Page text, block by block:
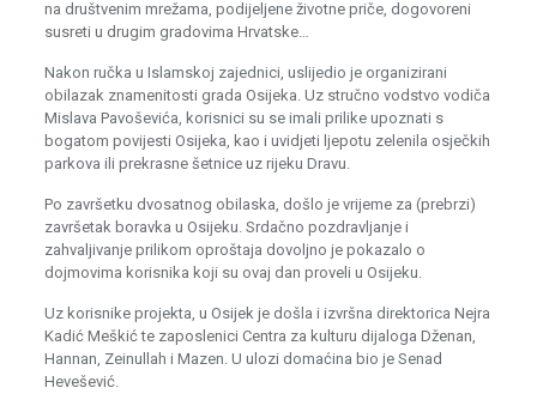
na društvenim mrežama, podijeljene životne priče, dogovoreni
susreti u drugim gradovima Hrvatske…
Nakon ručka u Islamskoj zajednici, uslijedio je organizirani
obilazak znamenitosti grada Osijeka. Uz stručno vodstvo vodiča
Mislava Pavoševića, korisnici su se imali prilike upoznati s
bogatom povijesti Osijeka, kao i uvidjeti ljepotu zelenila osječkih
parkova ili prekrasne šetnice uz rijeku Dravu.
Po završetku dvosatnog obilaska, došlo je vrijeme za (prebrzi)
završetak boravka u Osijeku. Srdačno pozdravljanje i
zahvaljivanje prilikom oproštaja dovoljno je pokazalo o
dojmovima korisnika koji su ovaj dan proveli u Osijeku.
Uz korisnike projekta, u Osijek je došla i izvršna direktorica Nejra
Kadić Meškić te zaposlenici Centra za kulturu dijaloga Dženan,
Hannan, Zeinullah i Mazen. U ulozi domaćina bio je Senad
Hevešević.